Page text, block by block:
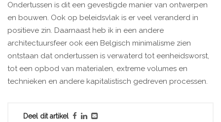
Ondertussen is dit een gevestigde manier van ontwerpen
en bouwen. Ook op beleidsvlak is er veel veranderd in
positieve zin. Daarnaast heb ik in een andere
architectuursfeer ook een Belgisch minimalisme zien
ontstaan dat ondertussen is verwaterd tot eenheidsworst,
tot een opbod van materialen, extreme volumes en
technieken en andere kapitalistisch gedreven processen.
Deel dit artikel